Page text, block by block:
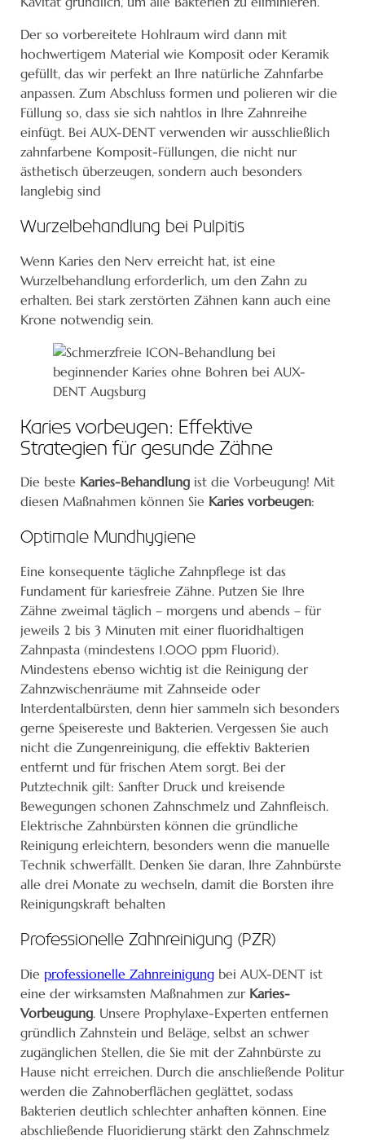
Der so vorbereitete Hohlraum wird dann mit
hochwertigem Material wie Komposit oder Keramik
gefüllt, das wir perfekt an Ihre natürliche Zahnfarbe
anpassen. Zum Abschluss formen und polieren wir die
Füllung so, dass sie sich nahtlos in Ihre Zahnreihe
einfügt. Bei AUX-DENT verwenden wir ausschließlich
zahnfarbene Komposit-Füllungen, die nicht nur
ästhetisch überzeugen, sondern auch besonders
langlebig sind
Wurzelbehandlung bei Pulpitis
Wenn Karies den Nerv erreicht hat, ist eine
Wurzelbehandlung erforderlich, um den Zahn zu
erhalten. Bei stark zerstörten Zähnen kann auch eine
Krone notwendig sein.
Karies vorbeugen: Effektive
Strategien für gesunde Zähne
Die beste Karies-Behandlung ist die Vorbeugung! Mit
diesen Maßnahmen können Sie Karies vorbeugen:
Optimale Mundhygiene
Eine konsequente tägliche Zahnpflege ist das
Fundament für kariesfreie Zähne. Putzen Sie Ihre
Zähne zweimal täglich – morgens und abends – für
jeweils 2 bis 3 Minuten mit einer fluoridhaltigen
Zahnpasta (mindestens 1.000 ppm Fluorid).
Mindestens ebenso wichtig ist die Reinigung der
Zahnzwischenräume mit Zahnseide oder
Interdentalbürsten, denn hier sammeln sich besonders
gerne Speisereste und Bakterien. Vergessen Sie auch
nicht die Zungenreinigung, die effektiv Bakterien
entfernt und für frischen Atem sorgt. Bei der
Putztechnik gilt: Sanfter Druck und kreisende
Bewegungen schonen Zahnschmelz und Zahnfleisch.
Elektrische Zahnbürsten können die gründliche
Reinigung erleichtern, besonders wenn die manuelle
Technik schwerfällt. Denken Sie daran, Ihre Zahnbürste
alle drei Monate zu wechseln, damit die Borsten ihre
Reinigungskraft behalten
Professionelle Zahnreinigung (PZR)
Die professionelle Zahnreinigung bei AUX-DENT ist
eine der wirksamsten Maßnahmen zur Karies-
Vorbeugung. Unsere Prophylaxe-Experten entfernen
gründlich Zahnstein und Beläge, selbst an schwer
zugänglichen Stellen, die Sie mit der Zahnbürste zu
Hause nicht erreichen. Durch die anschließende Politur
werden die Zahnoberflächen geglättet, sodass
Bakterien deutlich schlechter anhaften können. Eine
abschließende Fluoridierung stärkt den Zahnschmelz